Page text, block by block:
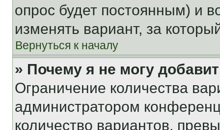
опрос будет постоянным) и
изменять вариант, за
Вернуться к началу
» Почему я не могу
Ограничение количества
администратором
количество вариантов,